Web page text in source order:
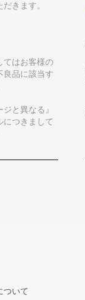
きます。
てはお客様の
良品に該当す
と異なる』
つきまして
ついて